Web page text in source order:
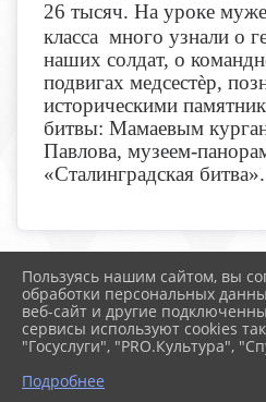
26 тысяч. На уроке
класса много узнали о
наших солдат, о
подвигах медсестѐр,
историческими
битвы: Мамаевым
Павлова, музеем-
«Сталинградская битва».
2026 г. boldschool-rostov.ru
Вход
Карта сайта
Политика обработки
Сделано на KubCMS
Пользуясь нашим сайтом, вы
обработки персональных
веб-сайт и другие
сервисы используют cookies
"Госуслуги", "PRO.Культура",
Подробнее